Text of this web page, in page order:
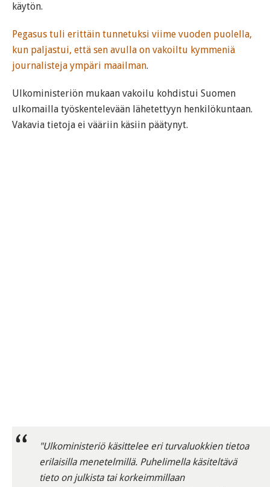
käytön.
Pegasus tuli erittäin tunnetuksi viime vuoden puolella,
kun paljastui, että sen avulla on vakoiltu kymmeniä
journalisteja ympäri maailman.
Ulkoministeriön mukaan vakoilu kohdistui Suomen
ulkomailla työskentelevään lähetettyyn henkilökuntaan.
Vakavia tietoja ei vääriin käsiin päätynyt.
"Ulkoministeriö käsittelee eri turvaluokkien tietoa
erilaisilla menetelmillä. Puhelimella käsiteltävä
tieto on julkista tai korkeimmillaan